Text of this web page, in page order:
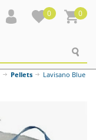
0 0
Pellets
Lavisano Blue